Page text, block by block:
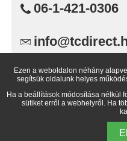
06-1-421-0306
1734 Budapest Pf.: 99
2026 TC Direct (a TC
Ezen a weboldalon néhány
segítsük oldalunk helyes
Ha a beállítások módosítása nélkül
sütiket erről a webhelyről. Ha